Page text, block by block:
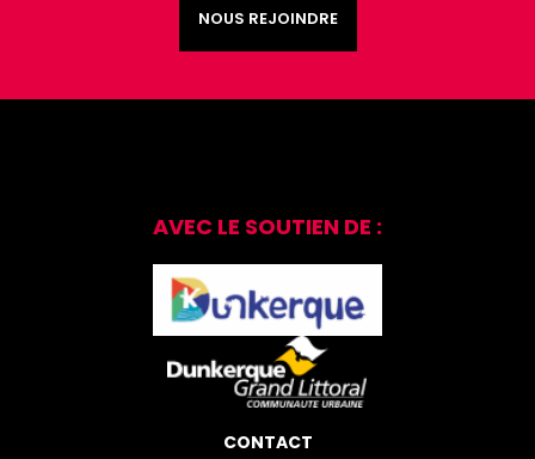
NOUS REJOINDRE
AVEC LE SOUTIEN DE :
CONTACT